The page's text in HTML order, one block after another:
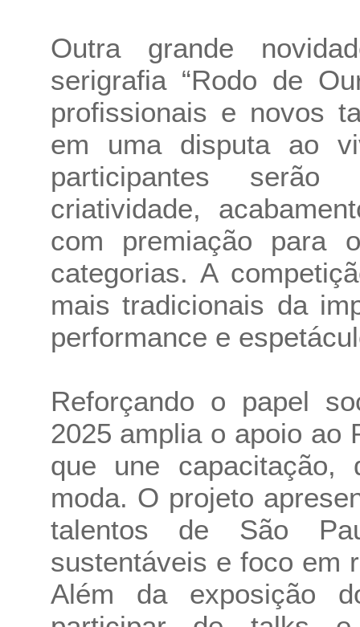
Outra grande
serigrafia “Rodo de
profissionais e novos
em uma disputa ao
participantes serão
criatividade,
com premiação para
categorias. A
mais tradicionais da
performance e
Reforçando o papel
2025 amplia o apoio ao
que une capacitação,
moda. O projeto
talentos de São
sustentáveis e foco em
Além da exposição